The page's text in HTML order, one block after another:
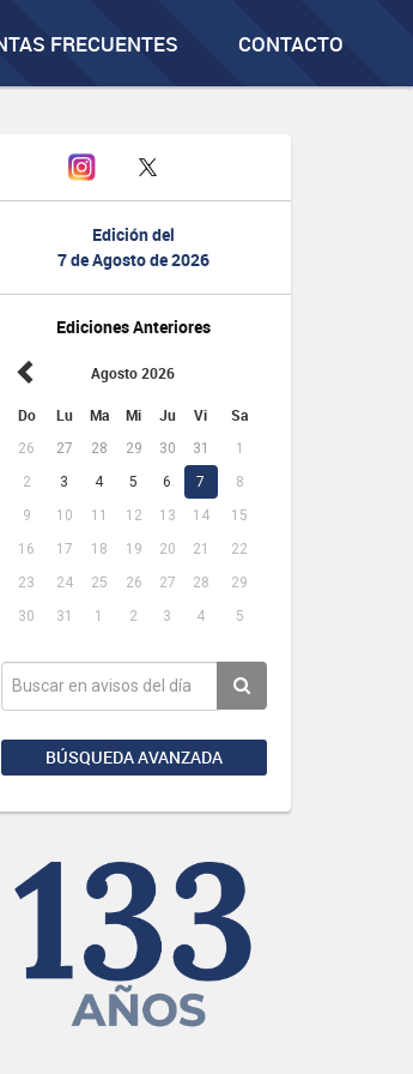
FRECUENTES CONTACTO
Edición del
7 de Agosto de 2026
Ediciones Anteriores
Agosto 2026
Do Lu Ma Mi Ju Vi Sa
26 27 28 29 30 31
1
2
3 4 5 6 7
8
9
10 11 12 13 14
15
16
17 18 19 20 21
22
23
24 25 26 27 28
29
30
31 1 2 3 4 5
BÚSQUEDA AVANZADA